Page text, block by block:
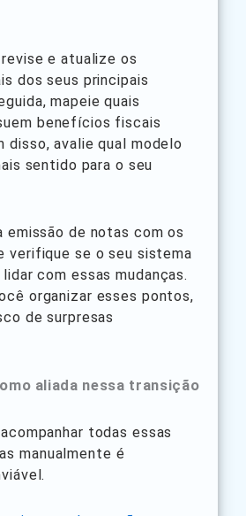
e atualize os
dos seus principais
mapeie quais
benefícios fiscais
disso, avalie qual modelo
sentido para o seu
emissão de notas com os
verifique se o seu sistema
com essas mudanças.
organizar esses pontos,
de surpresas
aliada nessa transição
todas essas
manualmente é